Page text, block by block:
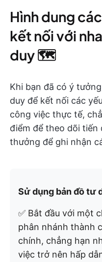
Hình dung
kết nối với
duy 🗺️
Khi bạn đã có ý
duy để kết nối các
công việc thực tế,
điểm để theo dõi tiến
thưởng để ghi nhận
Sử dụng bản đồ tư
✅ Bắt đầu với một
phân nhánh thành
chính, chẳng hạn
việc trở nên hấp